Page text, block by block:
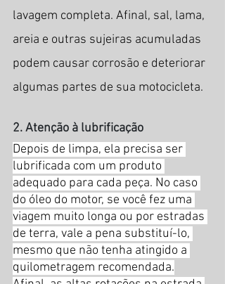
lavagem completa. Afinal, sal, lama,
areia e outras sujeiras acumuladas
podem causar corrosão e deteriorar
algumas partes de sua motocicleta.
2. Atenção à lubrificação
Depois de limpa, ela precisa ser
lubrificada com um produto
adequado para cada peça. No caso
do óleo do motor, se você fez uma
viagem muito longa ou por estradas
de terra, vale a pena substituí-lo,
mesmo que não tenha atingido a
quilometragem recomendada.